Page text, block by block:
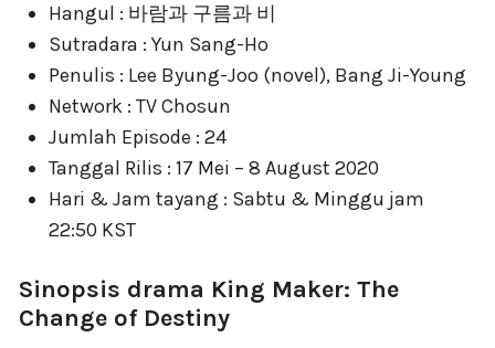
Hangul : 바람과 구름과 비
Sutradara : Yun Sang-Ho
Penulis : Lee Byung-Joo (novel), Bang Ji-Young
Network : TV Chosun
Jumlah Episode : 24
Tanggal Rilis : 17 Mei – 8 August 2020
Hari & Jam tayang : Sabtu & Minggu jam
22:50 KST
Sinopsis drama King Maker: The
Change of Destiny